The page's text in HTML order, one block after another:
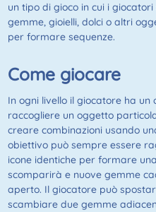
un tipo di gioco in cui i
gemme, gioielli, dolci o altri
per formare sequenze.
Come giocare
In ogni livello il giocatore ha un
raccogliere un oggetto
creare combinazioni usando
obiettivo può sempre essere
icone identiche per formare
scomparirà e nuove gemme
aperto. Il giocatore può
scambiare due gemme